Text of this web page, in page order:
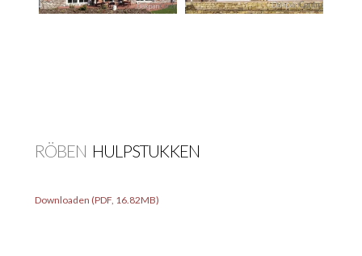
RÖBEN HULPSTUKKEN
Downloaden (PDF, 16.82MB)